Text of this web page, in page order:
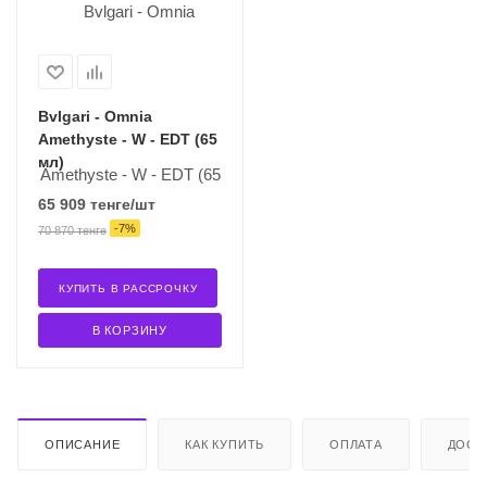
Bvlgari - Omnia
Amethyste - W - EDT (65
мл)
65 909 тенге/шт
70 870тенге -7%
В КОРЗИНУ
КУПИТЬ В РАССРОЧКУ
ОПИСАНИЕ КАК КУПИТЬ ОПЛАТА